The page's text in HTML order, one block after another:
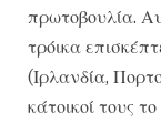
πρωτοβουλία.
τρόικα
(Ιρλανδία,
κάτοικοί τους